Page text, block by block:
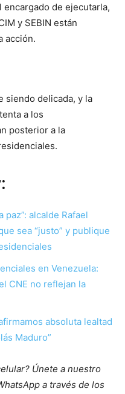
de ejecutarla,
y SEBIN están
acción.
siendo delicada, y la
a los
posterior a la
paz”: alcalde Rafael
sea “justo” y publique
en Venezuela:
CNE no reflejan la
absoluta lealtad
Maduro”
Únete a nuestro
a través de los